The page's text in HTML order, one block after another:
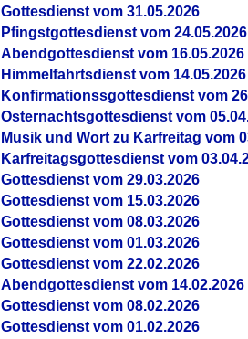
Gottesdienst vom 31.05.2026
Pfingstgottesdienst vom 24.05.2026
Abendgottesdienst vom 16.05.2026
Himmelfahrtsdienst vom 14.05.2026
Konfirmationssgottesdienst vom
Osternachtsgottesdienst vom
Musik und Wort zu Karfreitag vom
Karfreitagsgottesdienst vom
Gottesdienst vom 29.03.2026
Gottesdienst vom 15.03.2026
Gottesdienst vom 08.03.2026
Gottesdienst vom 01.03.2026
Gottesdienst vom 22.02.2026
Abendgottesdienst vom 14.02.2026
Gottesdienst vom 08.02.2026
Gottesdienst vom 01.02.2026